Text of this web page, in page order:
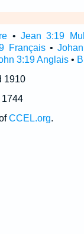
•Jean 3:19
Français•
3:19 Anglais•
1910
1744
CCEL.org.